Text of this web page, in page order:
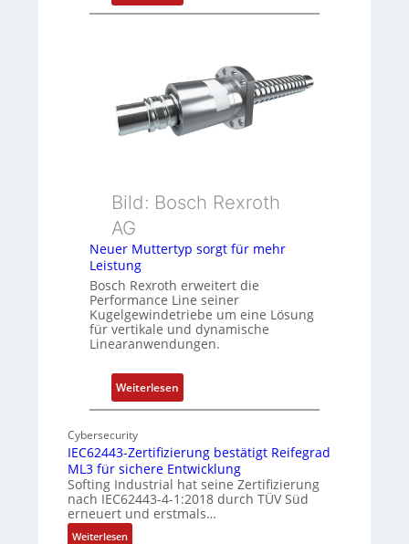
P
i
n
s
m
u
u
d
Z
u
t
n
s
ü
b
e
D
g
e
b
o
i
i
e
r
P
s
t
i
o
n
Bild: Bosch Rexroth
AG
Neuer Muttertyp sorgt für mehr
Leistung
Bosch Rexroth erweitert die
Performance Line seiner
Kugelgewindetriebe um eine Lösung
für vertikale und dynamische
Linearanwendungen.
Weiterlesen
N
e
r
M
u
Cybersecurity
IEC62443-Zertifizierung bestätigt Reifegrad
ML3 für sichere Entwicklung
Softing Industrial hat seine Zertifizierung
nach IEC62443-4-1:2018 durch TÜV Süd
erneuert und erstmals…
Weiterlesen: